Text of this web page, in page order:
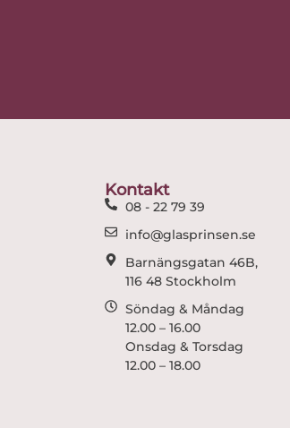
Kontakt
08 - 22 79 39
info@glasprinsen.se
Barnängsgatan 46B,
116 48 Stockholm
Söndag & Måndag
12.00 – 16.00
Onsdag & Torsdag
12.00 – 18.00